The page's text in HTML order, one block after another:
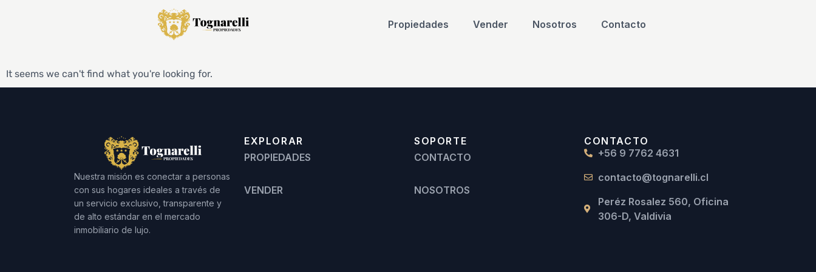
Propiedades Vender Nosotros Contacto
It seems we can't find what you're looking for.
Nuestra misión es conectar a personas
con sus hogares ideales a través de
un servicio exclusivo, transparente y
de alto estándar en el mercado
inmobiliario de lujo.
EXPLORAR
PROPIEDADES
VENDER
SOPORTE
CONTACTO
NOSOTROS
CONTACTO
+56 9 7762 4631
contacto@tognarelli.cl
Peréz Rosalez 560, Oficina
306-D, Valdivia